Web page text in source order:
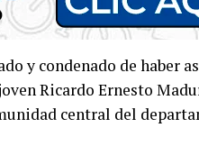
y condenado de haber
Ricardo Ernesto
central del